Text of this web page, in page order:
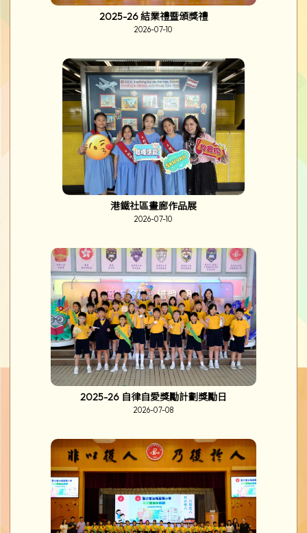
2025-26 結業禮暨頒獎禮
2026-07-10
港鐵社區畫廊作品展
2026-07-10
2025-26 自律自愛獎勵計劃獎勵日
2026-07-08